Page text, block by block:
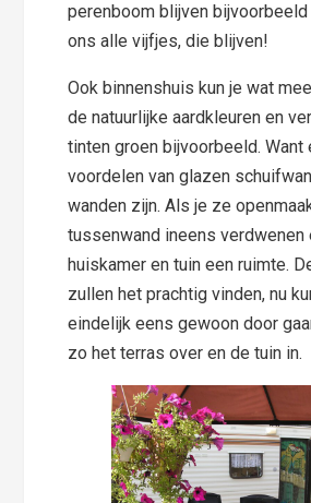
perenboom blijven
ons alle vijfjes, die blijven!
Ook binnenshuis kun je wat
de natuurlijke aardkleuren en
tinten groen bijvoorbeeld. Want
voordelen van glazen
wanden zijn. Als je ze
tussenwand ineens verdwenen
huiskamer en tuin een ruimte.
zullen het prachtig vinden, nu
eindelijk eens gewoon door
zo het terras over en de tuin in.